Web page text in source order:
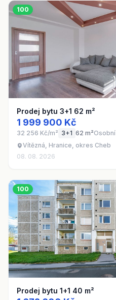
100
Prodej bytu 3+1 62 m²
1 999 900 Kč
32 256 Kč/m² 3+1 62 m²Osobní
Vítězná, Hranice, okres Cheb
08. 08. 2026
100
Prodej bytu 1+1 40 m²